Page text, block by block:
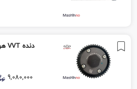
دنده VVT هوا چری تیگو 5
9,080,000